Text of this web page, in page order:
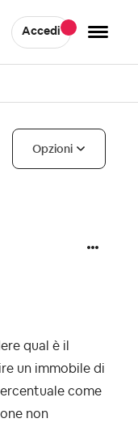
Accedi
Opzioni
qual è il
un immobile di
come
non